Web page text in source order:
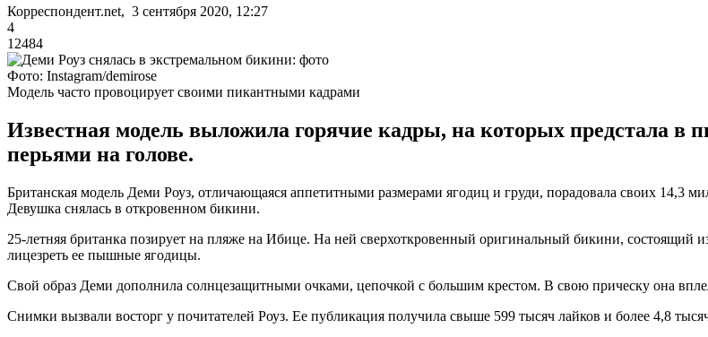
Корреспондент.net, 3 сентября 2020, 12:27
4
12484
Фото: Instagram/demirose
Модель часто провоцирует своими пикантными кадрами
Известная модель выложила горячие кадры, на которых предстала
перьями на голове.
Британская модель Деми Роуз, отличающаяся аппетитными размерами ягодиц и груди, порадовала своих 14,3
Девушка снялась в откровенном бикини.
25-летняя британка позирует на пляже на Ибице. На ней сверхоткровенный оригинальный бикини, состоящий
лицезреть ее пышные ягодицы.
Свой образ Деми дополнила солнцезащитными очками, цепочкой с большим крестом. В свою прическу она
Снимки вызвали восторг у почитателей Роуз. Ее публикация получила свыше 599 тысяч лайков и более 4,8